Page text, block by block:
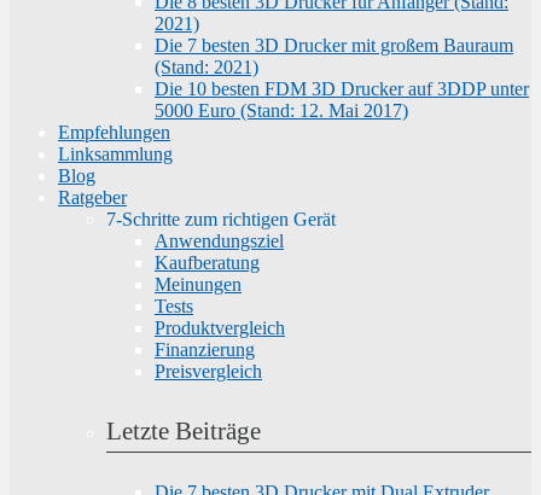
2021)
Die 7 besten 3D Drucker mit großem Bauraum
(Stand: 2021)
Die 10 besten FDM 3D Drucker auf 3DDP unter
5000 Euro (Stand: 12. Mai 2017)
Empfehlungen
Linksammlung
Blog
Ratgeber
7-Schritte zum richtigen Gerät
Anwendungsziel
Kaufberatung
Meinungen
Tests
Produktvergleich
Finanzierung
Preisvergleich
Letzte Beiträge